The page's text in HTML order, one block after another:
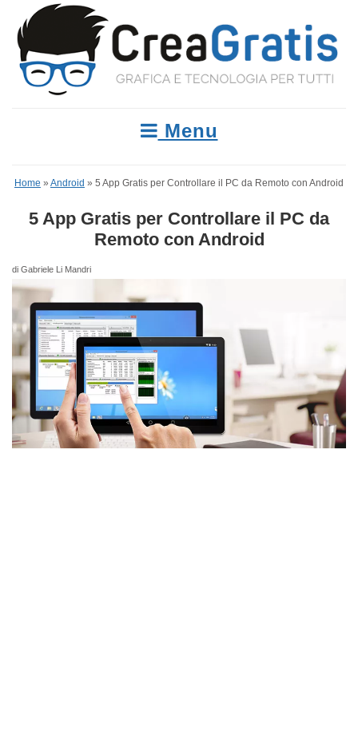
Menu
Home » Android » 5 App Gratis per Controllare il PC da Remoto con Android
5 App Gratis per Controllare il PC da
Remoto con Android
di Gabriele Li Mandri